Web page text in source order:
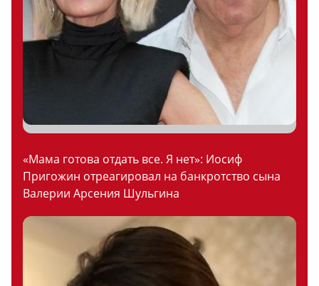
«Мама готова отдать все. Я нет»: Иосиф
Пригожин отреагировал на банкротство сына
Валерии Арсения Шульгина